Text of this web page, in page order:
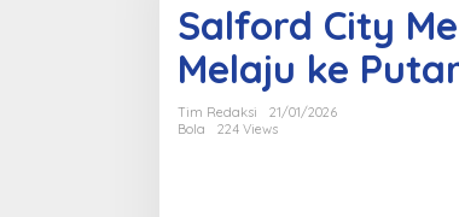
l
f
o
r
d
C
Salford City
Melaju ke
Tim Redaksi
21/01/2026
Bola
224 Views